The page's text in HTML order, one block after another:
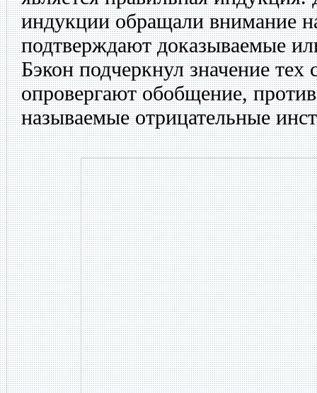
индукции обращали внимание
подтверждают доказываемые
Бэкон подчеркнул значение тех
опровергают обобщение,
называемые отрицательные